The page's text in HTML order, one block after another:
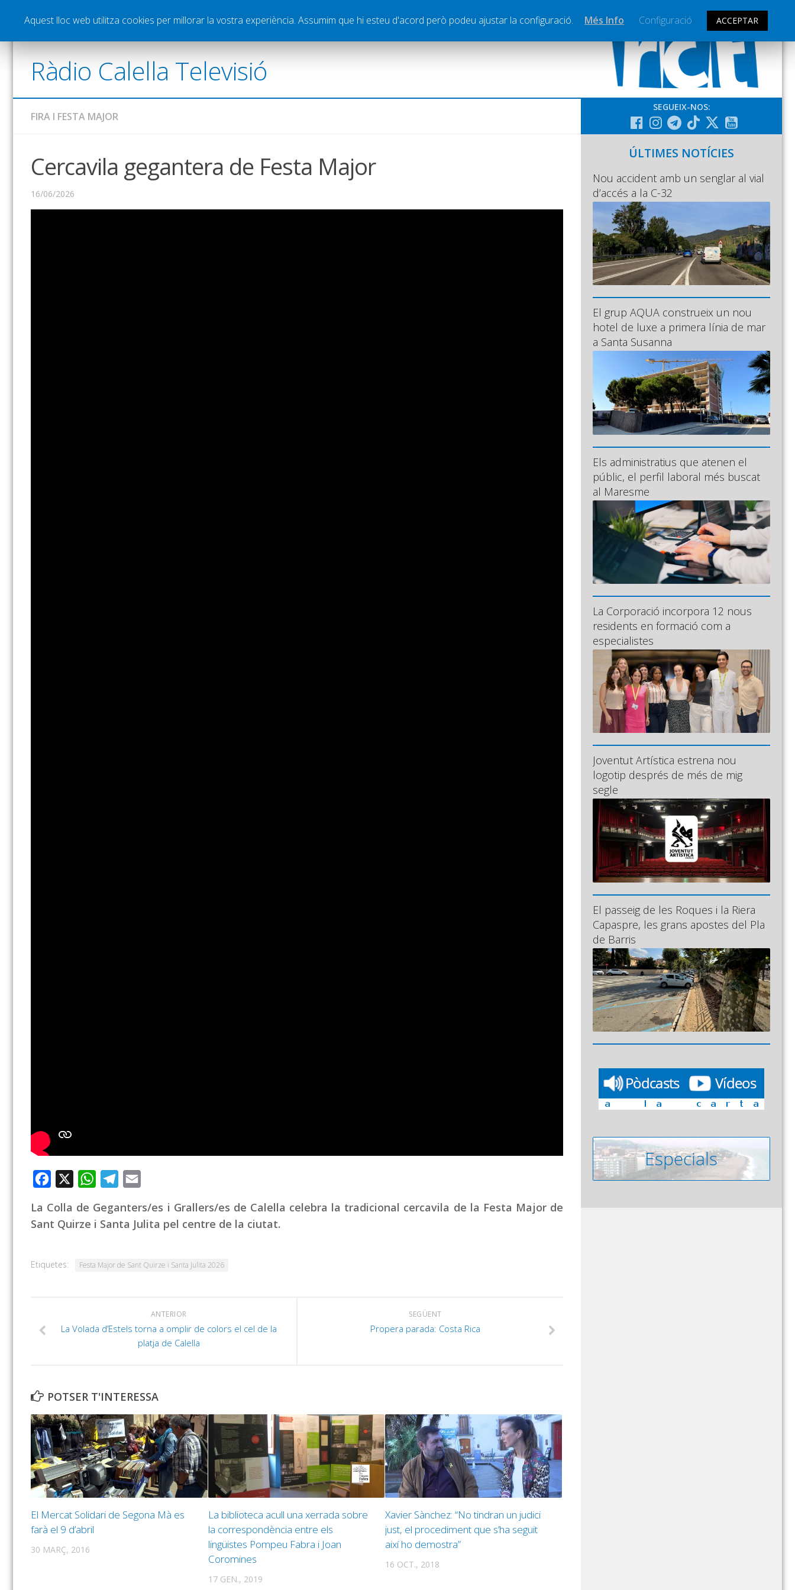
Notícies Esports Pòdcasts Vídeos Graella Publicitat Contacte
Ràdio Calella Televisió
FIRA I FESTA MAJOR
Cercavila gegantera de Festa Major
16/06/2026
Facebook WhatsAppTelegram
La Colla de Geganters/es i Grallers/es de Calella celebra la tradicional cercavila de la Festa Major de
Sant Quirze i Santa Julita pel centre de la ciutat.
Etiquetes: Festa Major de Sant Quirze i Santa Julita 2026
SEGÜENT
Propera parada: Costa Rica
ANTERIOR
La Volada d’Estels torna a omplir de colors el cel de la
platja de Calella
POTSER T'INTERESSA
El Mercat Solidari de Segona Mà es
farà el 9 d’abril
30 MARÇ, 2016
La biblioteca acull una xerrada sobre
la correspondència entre els
lingüistes Pompeu Fabra i Joan
Coromines
17 GEN., 2019
Xavier Sànchez: “No tindran un judici
just, el procediment que s’ha seguit
així ho demostra”
16 OCT., 2018
SEGUEIX-NOS:
ÚLTIMES NOTÍCIES
Nou accident amb un senglar al vial
d’accés a la C-32
El grup AQUA construeix un nou
hotel de luxe a primera línia de mar
a Santa Susanna
Els administratius que atenen el
públic, el perfil laboral més buscat
al Maresme
La Corporació incorpora 12 nous
residents en formació com a
especialistes
Joventut Artística estrena nou
logotip després de més de mig
segle
El passeig de les Roques i la Riera
Capaspre, les grans apostes del Pla
de Barris
Aquest lloc web utilitza cookies per millorar la vostra experiència. Assumim que hi esteu d'acord però podeu ajustar la configuració. Més Info Configuració ACCEPTAR